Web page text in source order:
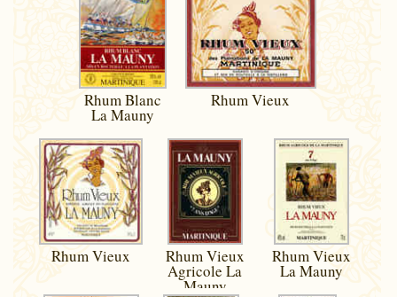
Rhum Blanc
La Mauny
Rhum Vieux
Rhum Vieux Rhum Vieux
Agricole La
Mauny
Rhum Vieux
La Mauny